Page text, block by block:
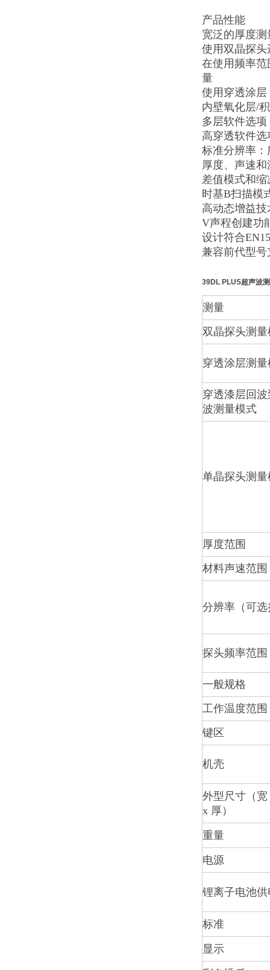
产品性能
宽泛的厚度测
使用双晶探
在使用频率范
量
使用穿透涂
内壁氧化层/
多层软件选
高穿透软件
标准分辨率：
厚度、声速
差值模式和
时基B扫描模
高动态增益
V声程创建功
设计符合
兼容前代型
39DL PLUS超声波
测量
双晶探头测
穿透涂层测
穿透漆层回
波测量模式
单晶探头测量
厚度范围
材料声速范围
分辨率（可选
探头频率范围
一般规格
工作温度范围
键区
机壳
外型尺寸（宽
x 厚）
重量
电源
锂离子电池供
标准
显示